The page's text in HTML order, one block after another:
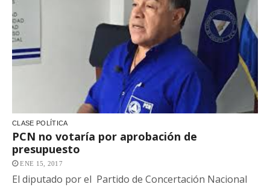
CLASE POLÍTICA
PCN no votaría por aprobación de
presupuesto
ENE 15, 2017
El diputado por el Partido de Concertación Nacional